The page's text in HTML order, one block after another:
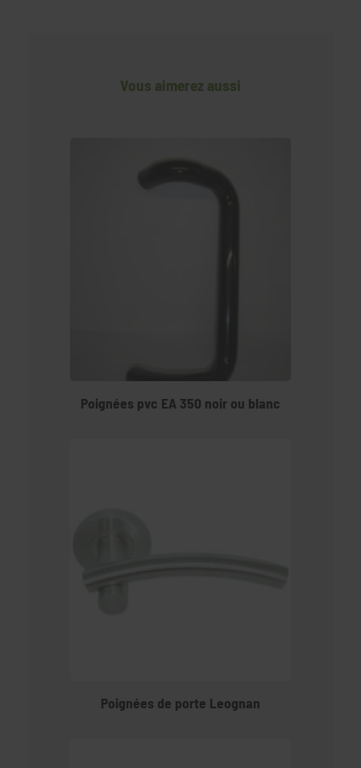
Vous aimerez aussi
Poignées pvc EA 350 noir ou blanc
Poignées de porte Leognan